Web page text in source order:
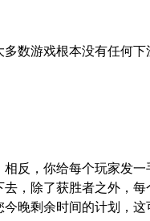
数游戏根本没有任何
反，你给每个玩家发
，除了获胜者之外，
晚剩余时间的计划，这